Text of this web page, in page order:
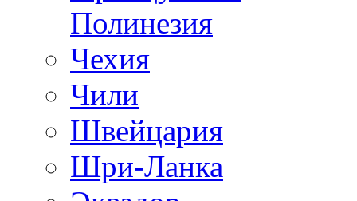
Полинезия
Чехия
Чили
Швейцария
Шри-Ланка